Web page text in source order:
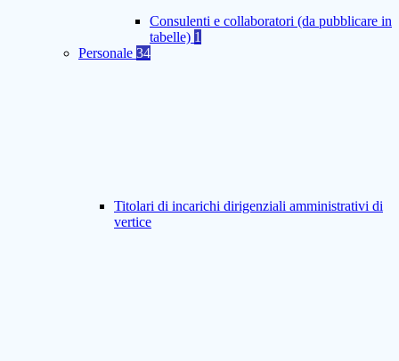
Consulenti e collaboratori (da pubblicare in
tabelle) 1
Personale 34
Titolari di incarichi dirigenziali amministrativi di
vertice